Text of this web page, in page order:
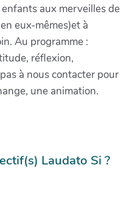
aux merveilles de
eux-mêmes)et à
Au programme :
réflexion,
à nous contacter pour
une animation.
Laudato Si ?